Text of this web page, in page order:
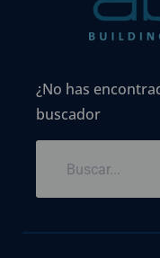
¿No has
buscador